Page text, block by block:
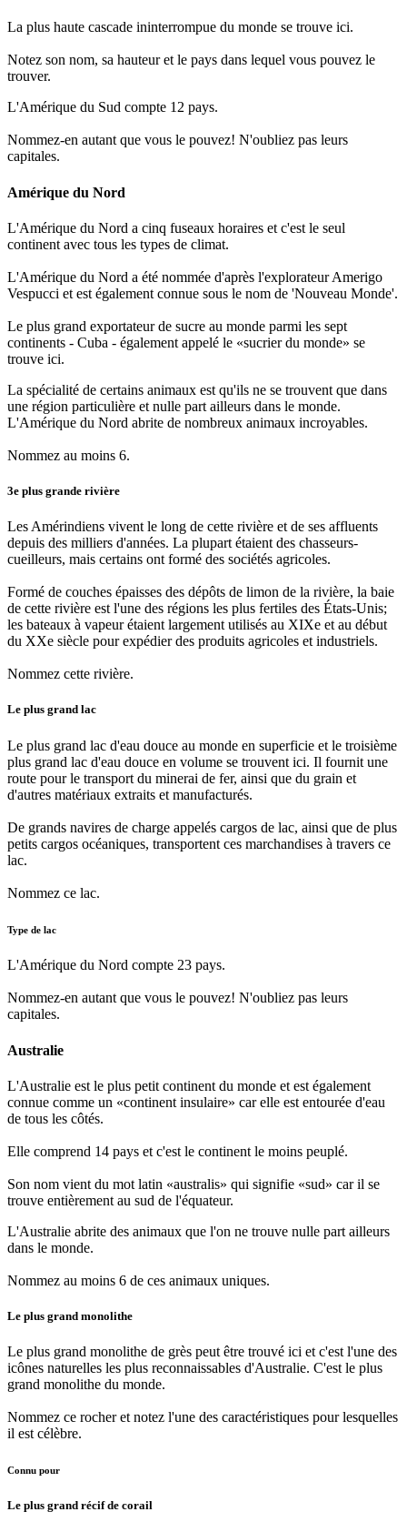
La plus haute cascade ininterrompue du monde se trouve ici.
Notez son nom, sa hauteur et le pays dans lequel vous pouvez le
trouver.
L'Amérique du Sud compte 12 pays.
Nommez-en autant que vous le pouvez! N'oubliez pas leurs
capitales.
Amérique du Nord
L'Amérique du Nord a cinq fuseaux horaires et c'est le seul
continent avec tous les types de climat.
L'Amérique du Nord a été nommée d'après l'explorateur Amerigo
Vespucci et est également connue sous le nom de 'Nouveau Monde'.
Le plus grand exportateur de sucre au monde parmi les sept
continents - Cuba - également appelé le «sucrier du monde» se
trouve ici.
La spécialité de certains animaux est qu'ils ne se trouvent que dans
une région particulière et nulle part ailleurs dans le monde.
L'Amérique du Nord abrite de nombreux animaux incroyables.
Nommez au moins 6.
3e plus grande rivière
Les Amérindiens vivent le long de cette rivière et de ses affluents
depuis des milliers d'années. La plupart étaient des chasseurs-
cueilleurs, mais certains ont formé des sociétés agricoles.
Formé de couches épaisses des dépôts de limon de la rivière, la baie
de cette rivière est l'une des régions les plus fertiles des États-Unis;
les bateaux à vapeur étaient largement utilisés au XIXe et au début
du XXe siècle pour expédier des produits agricoles et industriels.
Nommez cette rivière.
Le plus grand lac
Le plus grand lac d'eau douce au monde en superficie et le troisième
plus grand lac d'eau douce en volume se trouvent ici. Il fournit une
route pour le transport du minerai de fer, ainsi que du grain et
d'autres matériaux extraits et manufacturés.
De grands navires de charge appelés cargos de lac, ainsi que de plus
petits cargos océaniques, transportent ces marchandises à travers ce
lac.
Nommez ce lac.
Type de lac
L'Amérique du Nord compte 23 pays.
Nommez-en autant que vous le pouvez! N'oubliez pas leurs
capitales.
Australie
L'Australie est le plus petit continent du monde et est également
connue comme un «continent insulaire» car elle est entourée d'eau
de tous les côtés.
Elle comprend 14 pays et c'est le continent le moins peuplé.
Son nom vient du mot latin «australis» qui signifie «sud» car il se
trouve entièrement au sud de l'équateur.
L'Australie abrite des animaux que l'on ne trouve nulle part ailleurs
dans le monde.
Nommez au moins 6 de ces animaux uniques.
Le plus grand monolithe
Le plus grand monolithe de grès peut être trouvé ici et c'est l'une des
icônes naturelles les plus reconnaissables d'Australie. C'est le plus
grand monolithe du monde.
Nommez ce rocher et notez l'une des caractéristiques pour lesquelles
il est célèbre.
Connu pour
Le plus grand récif de corail